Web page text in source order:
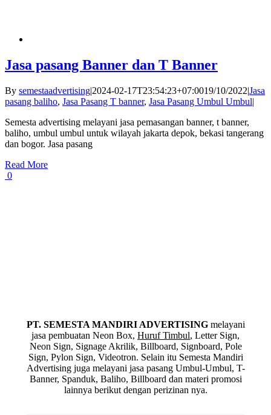
Jasa pasang Banner dan T Banner
By semestaadvertising|2024-02-17T23:54:23+07:0019/10/2022|Jasa
pasang baliho, Jasa Pasang T banner, Jasa Pasang Umbul Umbul|
Semesta advertising melayani jasa pemasangan banner, t banner,
baliho, umbul umbul untuk wilayah jakarta depok, bekasi tangerang
dan bogor. Jasa pasang
Read More
0
PT. SEMESTA MANDIRI ADVERTISINGmelayani
jasa pembuatan Neon Box, Huruf Timbul, Letter Sign,
Neon Sign, Signage Akrilik, Billboard, Signboard, Pole
Sign, Pylon Sign, Videotron. Selain itu Semesta Mandiri
Advertising juga melayani jasa pasang Umbul-Umbul, T-
Banner, Spanduk, Baliho, Billboard dan materi promosi
lainnya berikut dengan perizinan nya.